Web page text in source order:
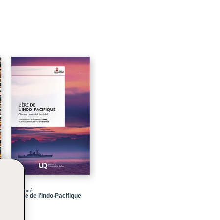
69
101
117
131
153
189
Nouveauté
L' ère de l'Indo-Pacifique